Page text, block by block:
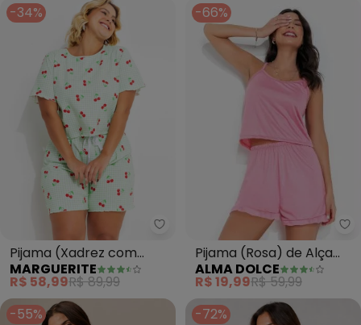
-34%
Marguerite - Pijama (Xadrez
Pijama (Xadrez com
Cereja) em Malha de
Algodão
MARGUERITE
R$ 58,99R$ 89,99
-66%
Pijama (Rosa) de Alça
com Babadinho
ALMA DOLCE
R$ 19,99R$ 59,99
-55%
-72%